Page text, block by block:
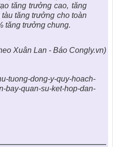
tăng trưởng cao, tăng
tăng trưởng cho toàn
tăng trưởng chung.
Xuân Lan - Báo Congly.vn)
tuong-dong-y-quy-hoach-
bay-quan-su-ket-hop-dan-